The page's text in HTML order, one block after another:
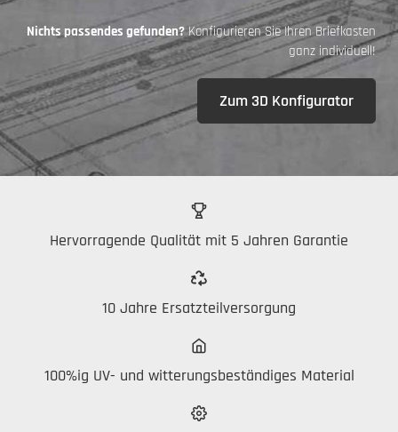
Nichts passendes gefunden?Konfigurieren Sie Ihren Briefkasten
ganz individuell!
Zum 3D Konfigurator
Hervorragende Qualität mit 5 Jahren Garantie
10 Jahre Ersatzteilversorgung
100%ig UV- und witterungsbeständiges Material